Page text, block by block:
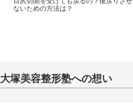
ないための方法は？
大塚美容整形塾への想い